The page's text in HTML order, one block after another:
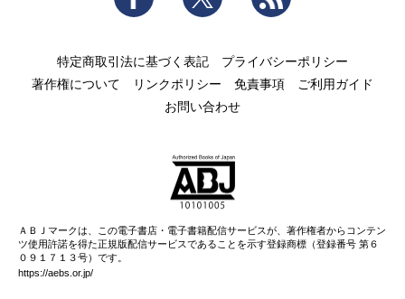
特定商取引法に基づく表記
プライバシーポリシー
著作権について
リンクポリシー 免責事項
ご利用ガイド
お問い合わせ
ＡＢＪマークは、この電子書店・電子書籍配信サービスが、著作権者からコンテン
ツ使用許諾を得た正規版配信サービスであることを示す登録商標（登録番号 第６
０９１７１３号）です。
https://aebs.or.jp/